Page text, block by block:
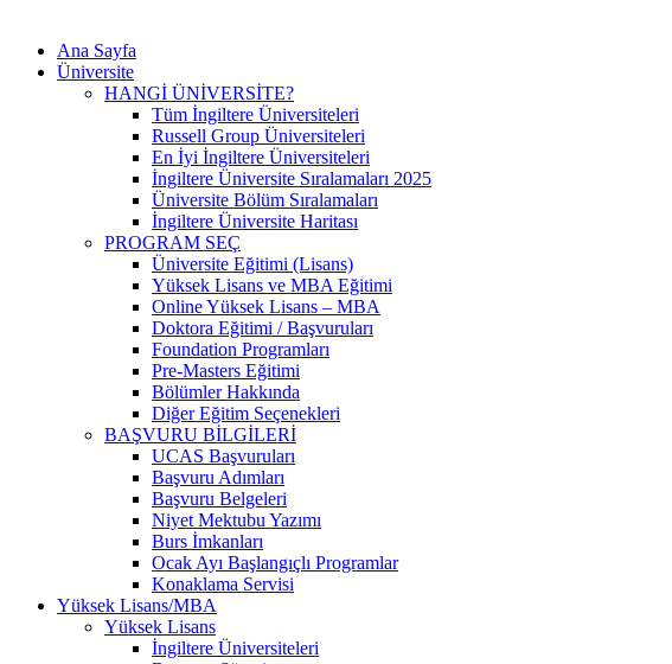
Ana Sayfa
Üniversite
HANGİ ÜNİVERSİTE?
Tüm İngiltere Üniversiteleri
Russell Group Üniversiteleri
En İyi İngiltere Üniversiteleri
İngiltere Üniversite Sıralamaları 2025
Üniversite Bölüm Sıralamaları
İngiltere Üniversite Haritası
PROGRAM SEÇ
Üniversite Eğitimi (Lisans)
Yüksek Lisans ve MBA Eğitimi
Online Yüksek Lisans – MBA
Doktora Eğitimi / Başvuruları
Foundation Programları
Pre-Masters Eğitimi
Bölümler Hakkında
Diğer Eğitim Seçenekleri
BAŞVURU BİLGİLERİ
UCAS Başvuruları
Başvuru Adımları
Başvuru Belgeleri
Niyet Mektubu Yazımı
Burs İmkanları
Ocak Ayı Başlangıçlı Programlar
Konaklama Servisi
Yüksek Lisans/MBA
Yüksek Lisans
İngiltere Üniversiteleri